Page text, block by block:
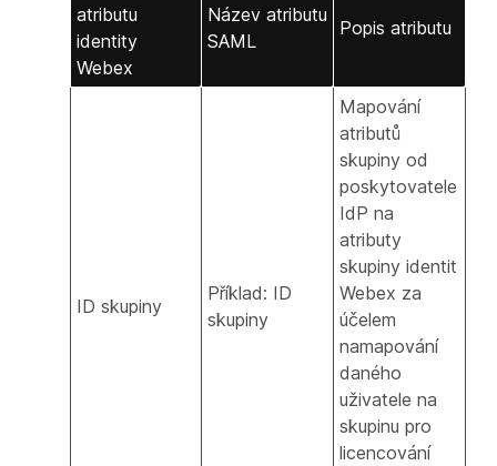
atributu
identity
Webex
Název atributu
SAML
Popis atributu
ID skupiny
Příklad: ID
skupiny
Mapování
atributů
skupiny od
poskytovatele
IdP na
atributy
skupiny identit
Webex za
účelem
namapování
daného
uživatele na
skupinu pro
licencování